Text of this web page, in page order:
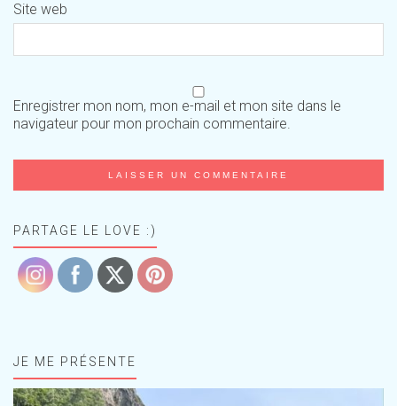
Site web
Enregistrer mon nom, mon e-mail et mon site dans le
navigateur pour mon prochain commentaire.
PARTAGE LE LOVE :)
JE ME PRÉSENTE